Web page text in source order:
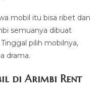
mobil itu bisa ribet dan
semuanya dibuat
pilih mobilnya,
drama.
di Arimbi Rent